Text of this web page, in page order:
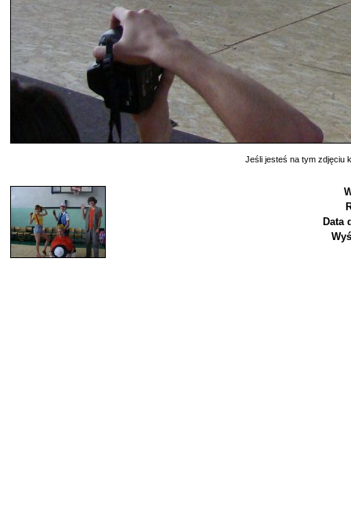
Jeśli jesteś na tym zdjęciu
Data